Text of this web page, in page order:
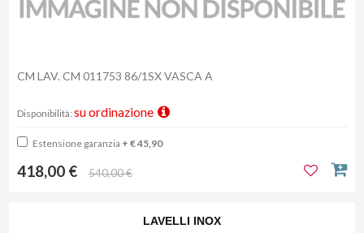
CM LAV. CM 011753 86/1SX VASCA A
Disponibilità: su ordinazione
Estensione garanzia + € 45,90
418,00 € 540,00 €
LAVELLI INOX